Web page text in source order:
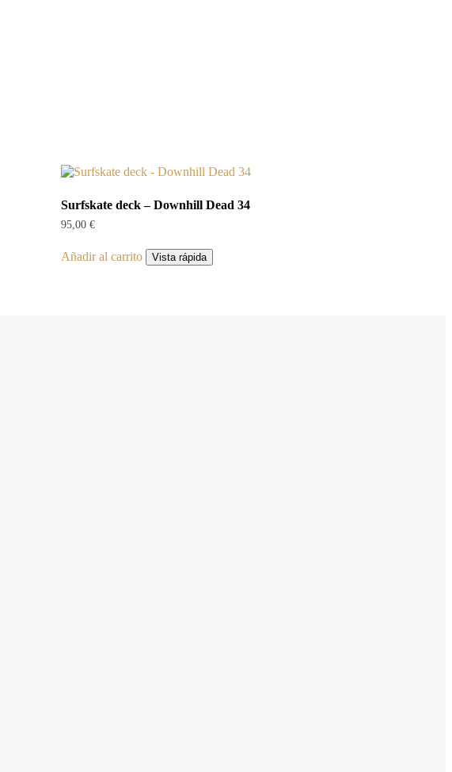
Surfskate deck – Downhill Dead 34
95,00 €
Añadir al carrito Vista rápida